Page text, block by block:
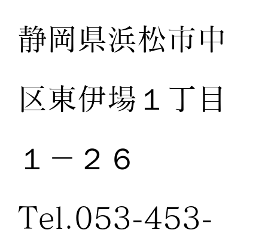
静岡県浜松市中
区東伊場１丁目
１－２６
Tel.053-453-